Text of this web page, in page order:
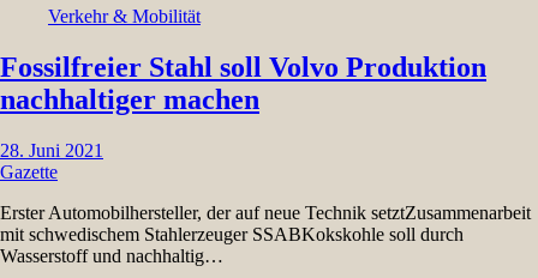
Verkehr & Mobilität
Fossilfreier Stahl soll Volvo Produktion
nachhaltiger machen
28. Juni 2021
Gazette
Erster Automobilhersteller, der auf neue Technik setztZusammenarbeit
mit schwedischem Stahlerzeuger SSABKokskohle soll durch
Wasserstoff und nachhaltig…